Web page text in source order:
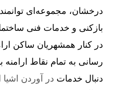
درخشان، مجموعه‌ای
بازکنی و خدمات فنی
در کنار همشهریان ساکن
رسانی به تمام نقاط
دنبال خدمات در آوردن اشیا